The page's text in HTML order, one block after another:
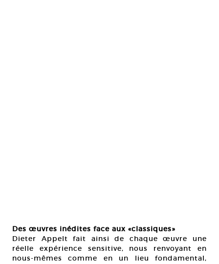
Des œuvres inédites face aux «classiques»
Dieter Appelt fait ainsi de chaque œuvre une
réelle expérience sensitive, nous renvoyant en
nous-mêmes comme en un lieu fondamental,